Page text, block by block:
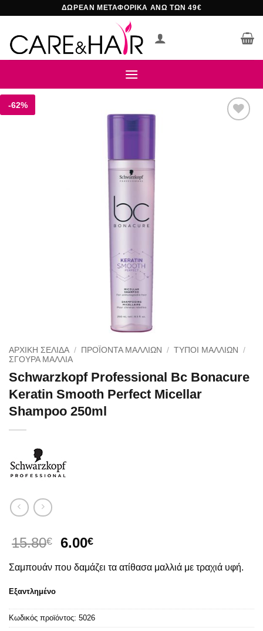
περιεχόμενο
ΔΩΡΕΑΝ ΜΕΤΑΦΟΡΙΚΑ ΑΝΩ ΤΩΝ 49€
-62%
ΑΡΧΙΚΉ ΣΕΛΊΔΑ / ΠΡΟΪΟΝΤΑ ΜΑΛΛΙΩΝ / ΤΥΠΟΙ ΜΑΛΛΙΩΝ
/
ΣΓΟΥΡΆ ΜΑΛΛΙΆ
Schwarzkopf Professional Bc Bonacure
Keratin Smooth Perfect Micellar
Shampoo 250ml
15.80€
Original
was:
6.00€Η
τιμή
Σαμπουάν που δαμάζει τα ατίθασα μαλλιά με τραχιά υφή.
Εξαντλημένο
Κωδικός προϊόντος: 5026